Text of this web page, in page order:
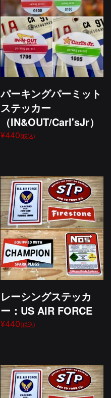
パーキングパーミット
ステッカー
（IN&OUT/Carl'sJr）
¥440(税込)
レーシングステッカ
ー：US AIR FORCE
¥440(税込)